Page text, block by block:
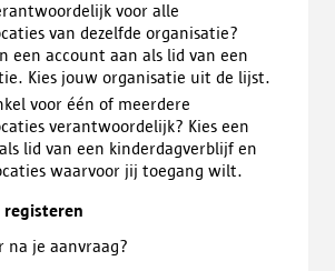
voor alle
van dezelfde organisatie?
een account aan als lid van een
Kies jouw organisatie uit de lijst.
voor één of meerdere
verantwoordelijk? Kies een
lid van een kinderdagverblijf en
waarvoor jij toegang wilt.
registeren
na je aanvraag?